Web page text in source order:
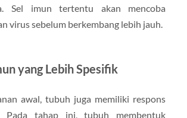
Sel imun tertentu akan mencoba
virus sebelum berkembang lebih jauh.
yang Lebih Spesifik
awal, tubuh juga memiliki respons
Pada tahap ini, tubuh membentuk